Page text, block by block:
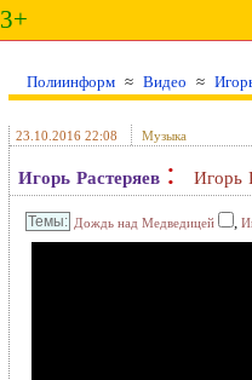
3+
Полиинформ ≈ Видео ≈
23.10.2016 22:08 Музыка
Игорь Растеряев : Игорь
Дождь над Медведицей ,